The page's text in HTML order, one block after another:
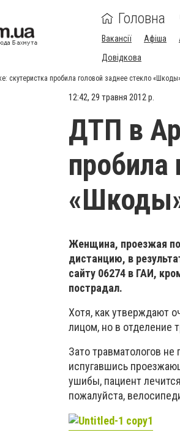
Головна
Вакансії Афіша
Довідкова
скутеристка пробила головой заднее стекло
12:42, 29 травня 2012 р.
ДТП в
пробила
Женщина, проезжая по
дистанцию, в
сайту 06274 в ГАИ,
пострадал.
Хотя, как утверждают
лицом, но в отделение
Зато травматологов
испугавшись
ушибы, пациент
пожалуйста,